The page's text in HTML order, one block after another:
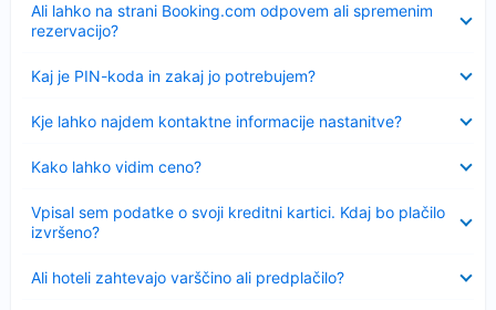
Ali lahko na strani Booking.com odpovem ali spremenim
rezervacijo?
Kaj je PIN-koda in zakaj jo potrebujem?
Kje lahko najdem kontaktne informacije nastanitve?
Kako lahko vidim ceno?
Vpisal sem podatke o svoji kreditni kartici. Kdaj bo plačilo
izvršeno?
Ali hoteli zahtevajo varščino ali predplačilo?